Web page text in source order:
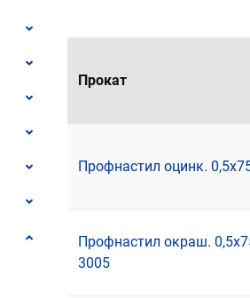
Прокат
Профнастил оцинк.
Профнастил окраш.
3005